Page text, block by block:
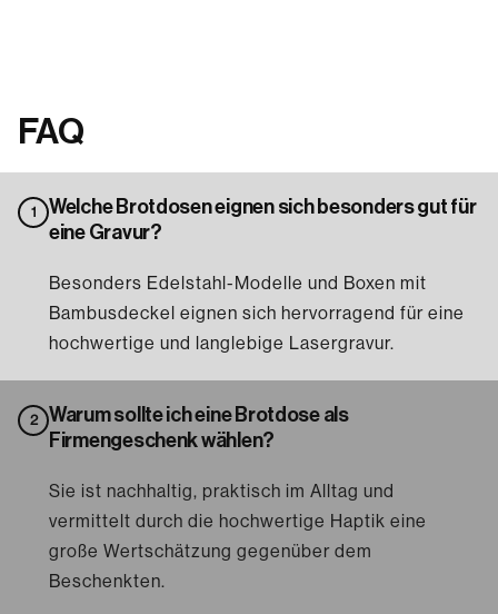
FAQ
1
Welche Brotdosen eignen sich besonders gut für
eine Gravur?
Besonders Edelstahl-Modelle und Boxen mit
Bambusdeckel eignen sich hervorragend für eine
hochwertige und langlebige Lasergravur.
2
Warum sollte ich eine Brotdose als
Firmengeschenk wählen?
Sie ist nachhaltig, praktisch im Alltag und
vermittelt durch die hochwertige Haptik eine
große Wertschätzung gegenüber dem
Beschenkten.